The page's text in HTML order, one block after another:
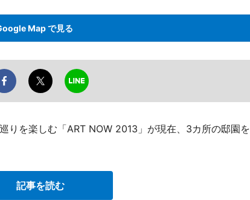
Map で見る
りを楽しむ「ART NOW 2013」が現在、3カ所の邸園を
記事を読む